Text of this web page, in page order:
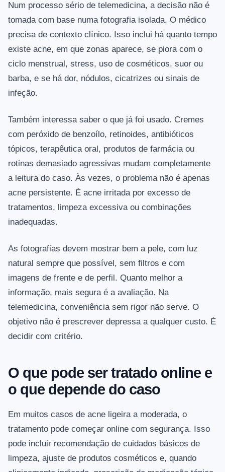
Num processo sério de telemedicina, a decisão não é
tomada com base numa fotografia isolada. O médico
precisa de contexto clínico. Isso inclui há quanto tempo
existe acne, em que zonas aparece, se piora com o
ciclo menstrual, stress, uso de cosméticos, suor ou
barba, e se há dor, nódulos, cicatrizes ou sinais de
infeção.
Também interessa saber o que já foi usado. Cremes
com peróxido de benzoílo, retinoides, antibióticos
tópicos, terapêutica oral, produtos de farmácia ou
rotinas demasiado agressivas mudam completamente
a leitura do caso. Às vezes, o problema não é apenas
acne persistente. É acne irritada por excesso de
tratamentos, limpeza excessiva ou combinações
inadequadas.
As fotografias devem mostrar bem a pele, com luz
natural sempre que possível, sem filtros e com
imagens de frente e de perfil. Quanto melhor a
informação, mais segura é a avaliação. Na
telemedicina, conveniência sem rigor não serve. O
objetivo não é prescrever depressa a qualquer custo. É
decidir com critério.
O que pode ser tratado online e
o que depende do caso
Em muitos casos de acne ligeira a moderada, o
tratamento pode começar online com segurança. Isso
pode incluir recomendação de cuidados básicos de
limpeza, ajuste de produtos cosméticos e, quando